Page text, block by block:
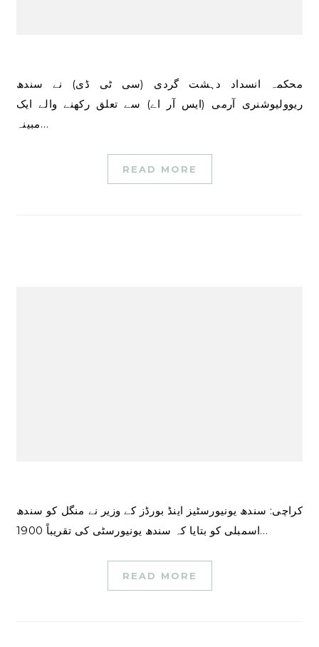
محکمہ انسداد دہشت گردی (سی ٹی ڈی) نے سندھ
ریوولیوشنری آرمی (ایس آر اے) سے تعلق رکھنے والے ایک
مبینہ…
READ MORE
کراچی: سندھ یونیورسٹیز اینڈ بورڈز کے وزیر نے منگل کو سندھ
اسمبلی کو بتایا کہ سندھ یونیورسٹی کی تقریباً 1900…
READ MORE